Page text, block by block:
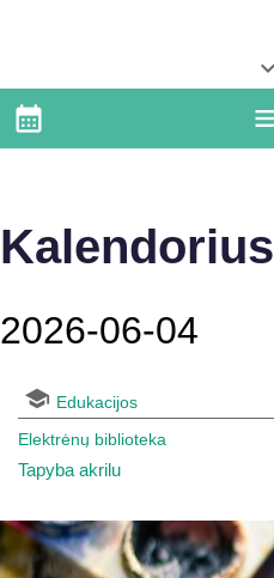
Kalendorius
2026-06-04
Edukacijos
Elektrėnų biblioteka
Tapyba akrilu